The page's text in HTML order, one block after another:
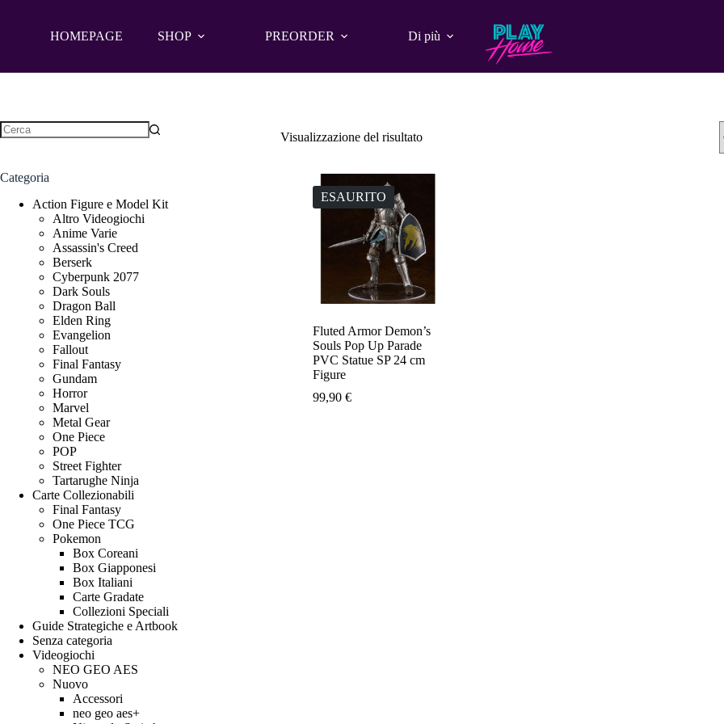
HOMEPAGE SHOP PREORDER Di più
Visualizzazione del risultato
ESAURITO
Fluted Armor Demon’s
Souls Pop Up Parade
PVC Statue SP 24 cm
Figure
99,90€
Categoria
Action Figure e Model Kit
Altro Videogiochi
Anime Varie
Assassin's Creed
Berserk
Cyberpunk 2077
Dark Souls
Dragon Ball
Elden Ring
Evangelion
Fallout
Final Fantasy
Gundam
Horror
Marvel
Metal Gear
One Piece
POP
Street Fighter
Tartarughe Ninja
Carte Collezionabili
Final Fantasy
One Piece TCG
Pokemon
Box Coreani
Box Giapponesi
Box Italiani
Carte Gradate
Collezioni Speciali
Guide Strategiche e Artbook
Senza categoria
Videogiochi
NEO GEO AES
Nuovo
Accessori
neo geo aes+